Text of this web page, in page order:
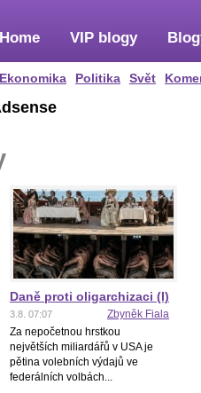
Home
Ekonomika Politika Svět
VIP blogy
Daně proti oligarchizaci (I)
3.8. 07:07
Zbyněk Fiala
Za nepočetnou hrstkou
největších miliardářů v USA je
pětina volebních výdajů ve
federálních volbách...